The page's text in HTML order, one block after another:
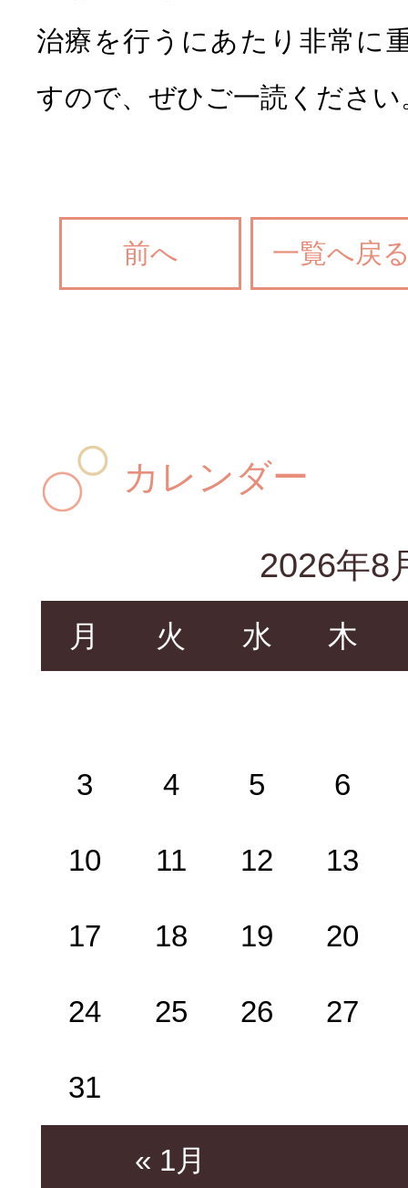
治療を行うにあたり非常に
すので、ぜひご一読ください
前へ 一覧へ戻
カレンダー
2026年8
月 火 水 木
« 1月
3 4 5 6
10 11 12 13
17 18 19 20
24 25 26 27
31